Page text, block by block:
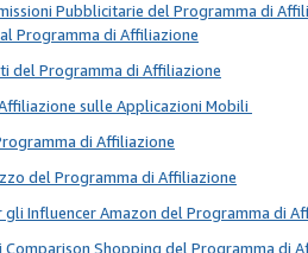
Pubblicitarie del Programma di
Programma di Affiliazione
del Programma di Affiliazione
sulle Applicazioni Mobili
di Affiliazione
del Programma di Affiliazione
Influencer Amazon del Programma di
Comparison Shopping del Programma di